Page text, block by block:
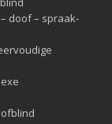
doof – spraak-